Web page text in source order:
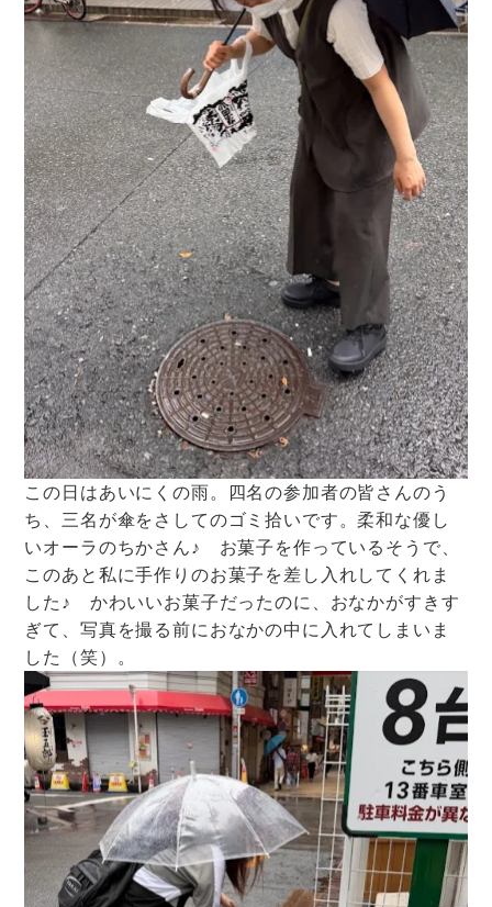
この日はあいにくの雨。四名の参加者の皆さんのう
ち、三名が傘をさしてのゴミ拾いです。柔和な優し
いオーラのちかさん♪ お菓子を作っているそうで、
このあと私に手作りのお菓子を差し入れしてくれま
した♪ かわいいお菓子だったのに、おなかがすきす
ぎて、写真を撮る前におなかの中に入れてしまいま
した（笑）。